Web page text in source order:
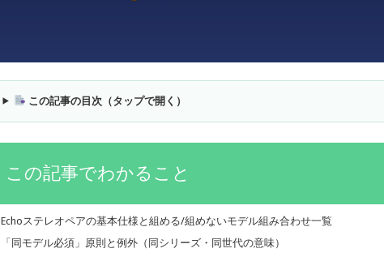
この記事の目次（タップで開く）
この記事でわかること
Echoステレオペアの基本仕様と組める/組めないモデル組み合わせ一覧
「同モデル必須」原則と例外（同シリーズ・同世代の意味）